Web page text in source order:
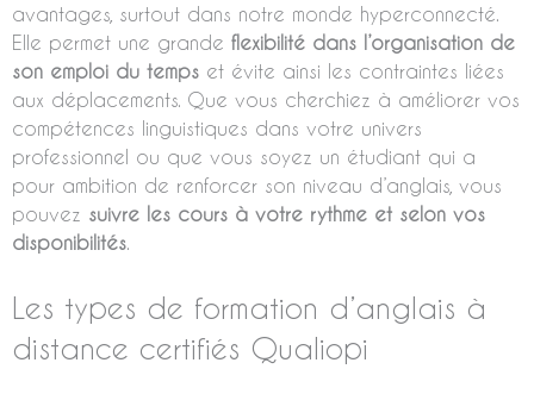
avantages, surtout dans notre monde hyperconnecté.
Elle permet une grande flexibilité dans l’organisation de
son emploi du temps et évite ainsi les contraintes liées
aux déplacements. Que vous cherchiez à améliorer vos
compétences linguistiques dans votre univers
professionnel ou que vous soyez un étudiant qui a
pour ambition de renforcer son niveau d’anglais, vous
pouvez suivre les cours à votre rythme et selon vos
disponibilités.
Les types de formation d’anglais à
distance certifiés Qualiopi